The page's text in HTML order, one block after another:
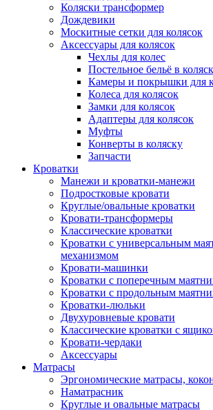
Коляски трансформер
Дождевики
Москитные сетки для колясок
Аксессуары для колясок
Чехлы для колес
Постельное бельё в
Камеры и покрышки для
Колеса для колясок
Замки для колясок
Адаптеры для колясок
Муфты
Конверты в коляску
Запчасти
Кроватки
Манежи и кроватки-манежи
Подростковые кровати
Круглые/овальные кроватки
Кровати-трансформеры
Классические кроватки
Кроватки с универсальным
механизмом
Кровати-машинки
Кроватки с поперечным
Кроватки с продольным
Кроватки-люльки
Двухуровневые кровати
Классические кроватки с
Кровати-чердаки
Аксессуары
Матрасы
Эргономические матрасы,
Наматрасник
Круглые и овальные матрасы